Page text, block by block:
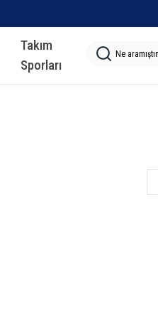
Takım
Sporları